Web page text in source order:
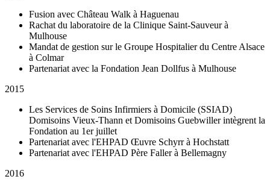
Fusion avec Château Walk à Haguenau
Rachat du laboratoire de la Clinique Saint-Sauveur à
Mulhouse
Mandat de gestion sur le Groupe Hospitalier du Centre Alsace
à Colmar
Partenariat avec la Fondation Jean Dollfus à Mulhouse
2015
Les Services de Soins Infirmiers à Domicile (SSIAD)
Domisoins Vieux-Thann et Domisoins Guebwiller intègrent la
Fondation au 1er juillet
Partenariat avec l'EHPAD Œuvre Schyrr à Hochstatt
Partenariat avec l'EHPAD Père Faller à Bellemagny
2016